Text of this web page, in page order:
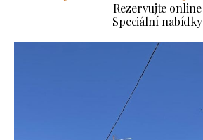
Rezervujte online
Speciální nabídky